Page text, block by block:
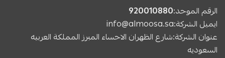
الرقم الموحد:920010880
ايميل الشركة:info@almoosa.sa
عنوان الشركة:شارع الظهران الاحساء المبرز المملكة العربيه
السعوديه